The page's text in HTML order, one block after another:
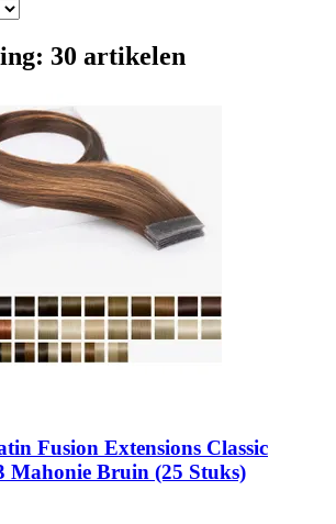
30 artikelen
Fusion Extensions Classic
Mahonie Bruin (25 Stuks)